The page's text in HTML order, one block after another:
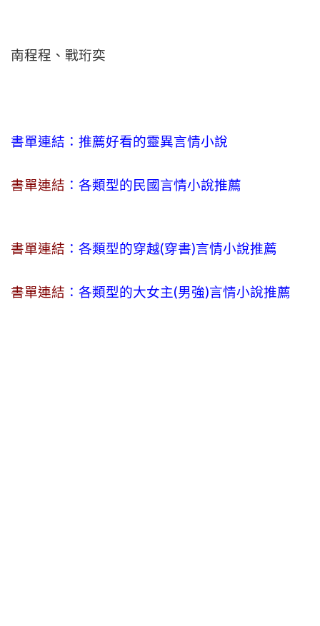
南程程、戰珩奕
書單連結：推薦好看的靈異言情小說
書單連結 ：各類型的民國言情小說推薦
書單連結 ：各類型的穿越(穿書)言情小說推薦
書單連結 ：各類型的大女主(男強)言情小說推薦